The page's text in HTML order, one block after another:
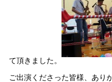
て頂きました。
ご出演くださった皆様、あり